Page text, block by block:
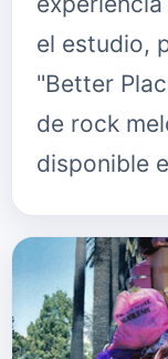
el estudio,
"Better
de rock
disponible